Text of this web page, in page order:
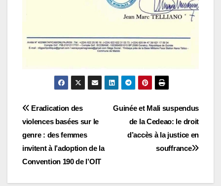
Navigation
de
l’article
Guinée et Mali suspendus
de la Cedeao: le droit
d’accès à la justice en
souffrance
Eradication des
violences basées sur le
genre : des femmes
invitent à l’adoption de la
Convention 190 de l’OIT